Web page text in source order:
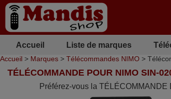
Accueil Liste de marques
Accueil > Marques > Télécommandes NIMO >
TÉLÉCOMMANDE POUR NIMO SIN-
Préférez-vous la TÉLÉCOMMANDE